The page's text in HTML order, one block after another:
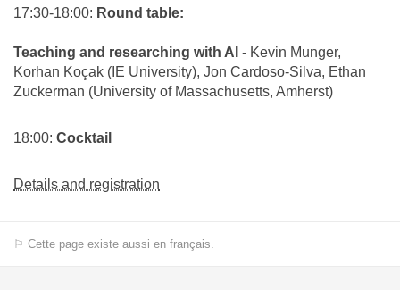
17:30-18:00: Round table:
Teaching and researching with AI - Kevin Munger,
Korhan Koçak (IE University), Jon Cardoso-Silva, Ethan
Zuckerman (University of Massachusetts, Amherst)
18:00: Cocktail
Details and registration
⚐ Cette page existe aussi en français.